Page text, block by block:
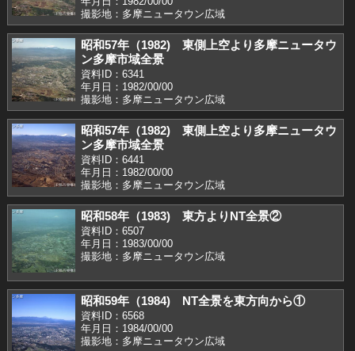
撮影地：多摩ニュータウン広域
昭和57年（1982) 東側上空より多摩ニュータウ
ン多摩市域全景
資料ID：6341
年月日：1982/00/00
撮影地：多摩ニュータウン広域
昭和57年（1982) 東側上空より多摩ニュータウ
ン多摩市域全景
資料ID：6441
年月日：1982/00/00
撮影地：多摩ニュータウン広域
昭和58年（1983) 東方よりNT全景②
資料ID：6507
年月日：1983/00/00
撮影地：多摩ニュータウン広域
昭和59年（1984) NT全景を東方向から①
資料ID：6568
年月日：1984/00/00
撮影地：多摩ニュータウン広域